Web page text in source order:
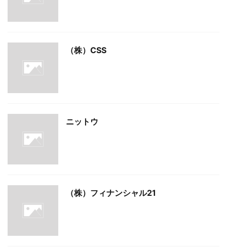
（株）CSS
ニットウ
（株）フィナンシャル21